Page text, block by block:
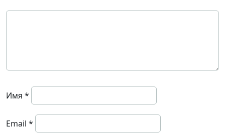
Имя *
Email *